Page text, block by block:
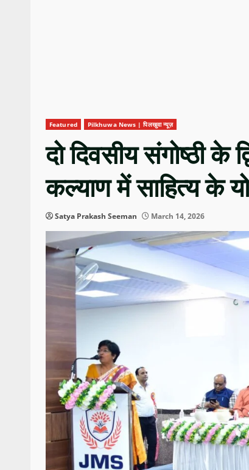
Featured Pilkhuwa News | पिलखुवा न्यूज़
दो दिवसीय संगोष्ठी के
कल्याण में साहित्य के
Satya Prakash Seeman March 14, 2026